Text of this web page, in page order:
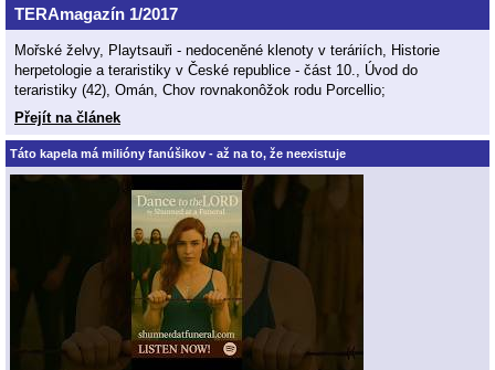
TERAmagazín 1/2017
Mořské želvy, Playtsauři - nedoceněné klenoty v teráriích, Historie
herpetologie a teraristiky v České republice - část 10., Úvod do
teraristiky (42), Omán, Chov rovnakonôžok rodu Porcellio;
Přejít na článek
Táto kapela má milióny fanúšikov - až na to, že neexistuje